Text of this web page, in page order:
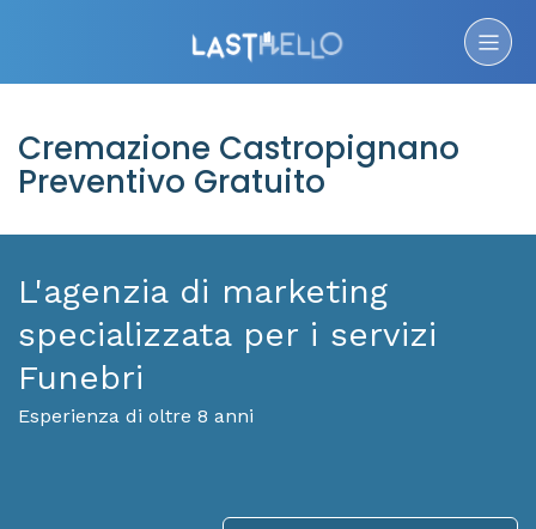
Cremazione Castropignano
Preventivo Gratuito
L'agenzia di marketing
specializzata per i servizi
Funebri
Esperienza di oltre 8 anni